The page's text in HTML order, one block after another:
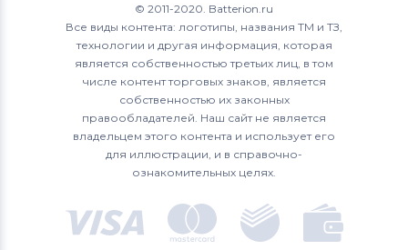
© 2011-2020. Batterion.ru
Все виды контента: логотипы, названия ТМ и ТЗ,
технологии и другая информация, которая
является собственностью третьих лиц, в том
числе контент торговых знаков, является
собственностью их законных
правообладателей. Наш сайт не является
владельцем этого контента и использует его
для иллюстрации, и в справочно-
ознакомительных целях.